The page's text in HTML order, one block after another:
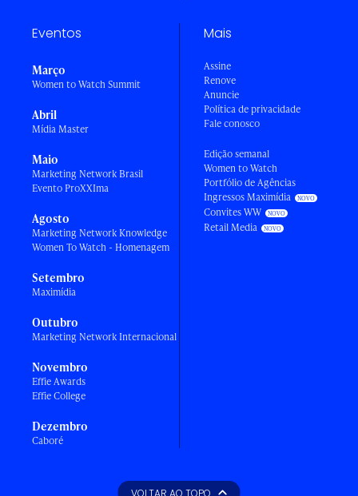
Eventos
Março
Women to Watch Summit
Abril
Mídia Master
Maio
Marketing Network Brasil
Evento ProXXIma
Agosto
Marketing Network Knowledge
Women To Watch - Homenagem
Setembro
Maximídia
Outubro
Marketing Network Internacional
Novembro
Effie Awards
Effie College
Dezembro
Caboré
Mais
Assine
Renove
Anuncie
Política de privacidade
Fale conosco
Edição semanal
Women to Watch
Portfólio de Agências
Ingressos Maximídia
Convites WW
Retail Media